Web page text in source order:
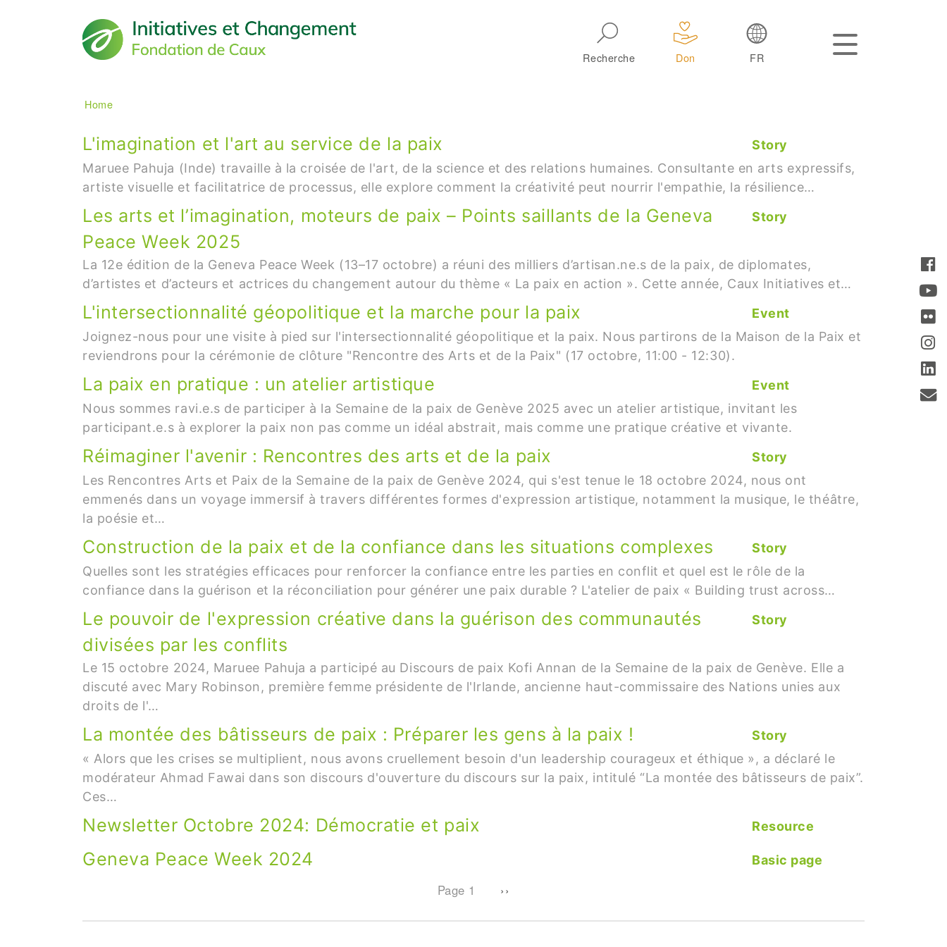
Recherche Don FR
Main navigation
Breadcrumb
Home
L'imagination et l'art au service de la paix
Story
Maruee Pahuja (Inde) travaille à la croisée de l'art, de la science et des relations humaines. Consultante en arts expressifs,
artiste visuelle et facilitatrice de processus, elle explore comment la créativité peut nourrir l'empathie, la résilience…
Les arts et l’imagination, moteurs de paix – Points saillants de la Geneva
Peace Week 2025
Story
La 12e édition de la Geneva Peace Week (13–17 octobre) a réuni des milliers d’artisan.ne.s de la paix, de diplomates,
d’artistes et d’acteurs et actrices du changement autour du thème « La paix en action ». Cette année, Caux Initiatives et…
L'intersectionnalité géopolitique et la marche pour la paix
Event
Joignez-nous pour une visite à pied sur l'intersectionnalité géopolitique et la paix. Nous partirons de la Maison de la Paix et
reviendrons pour la cérémonie de clôture "Rencontre des Arts et de la Paix" (17 octobre, 11:00 - 12:30).
La paix en pratique : un atelier artistique
Event
Nous sommes ravi.e.s de participer à la Semaine de la paix de Genève 2025 avec un atelier artistique, invitant les
participant.e.s à explorer la paix non pas comme un idéal abstrait, mais comme une pratique créative et vivante.
Réimaginer l'avenir : Rencontres des arts et de la paix
Story
Les Rencontres Arts et Paix de la Semaine de la paix de Genève 2024, qui s'est tenue le 18 octobre 2024, nous ont
emmenés dans un voyage immersif à travers différentes formes d'expression artistique, notamment la musique, le théâtre,
la poésie et…
Construction de la paix et de la confiance dans les situations complexes
Story
Quelles sont les stratégies efficaces pour renforcer la confiance entre les parties en conflit et quel est le rôle de la
confiance dans la guérison et la réconciliation pour générer une paix durable ? L'atelier de paix « Building trust across…
Le pouvoir de l'expression créative dans la guérison des communautés
divisées par les conflits
Story
Le 15 octobre 2024, Maruee Pahuja a participé au Discours de paix Kofi Annan de la Semaine de la paix de Genève. Elle a
discuté avec Mary Robinson, première femme présidente de l'Irlande, ancienne haut-commissaire des Nations unies aux
droits de l'…
La montée des bâtisseurs de paix : Préparer les gens à la paix !
Story
« Alors que les crises se multiplient, nous avons cruellement besoin d'un leadership courageux et éthique », a déclaré le
modérateur Ahmad Fawai dans son discours d'ouverture du discours sur la paix, intitulé “La montée des bâtisseurs de paix”.
Ces…
Newsletter Octobre 2024: Démocratie et paix Resource
Geneva Peace Week 2024 Basic page
Page 1 Next page
››